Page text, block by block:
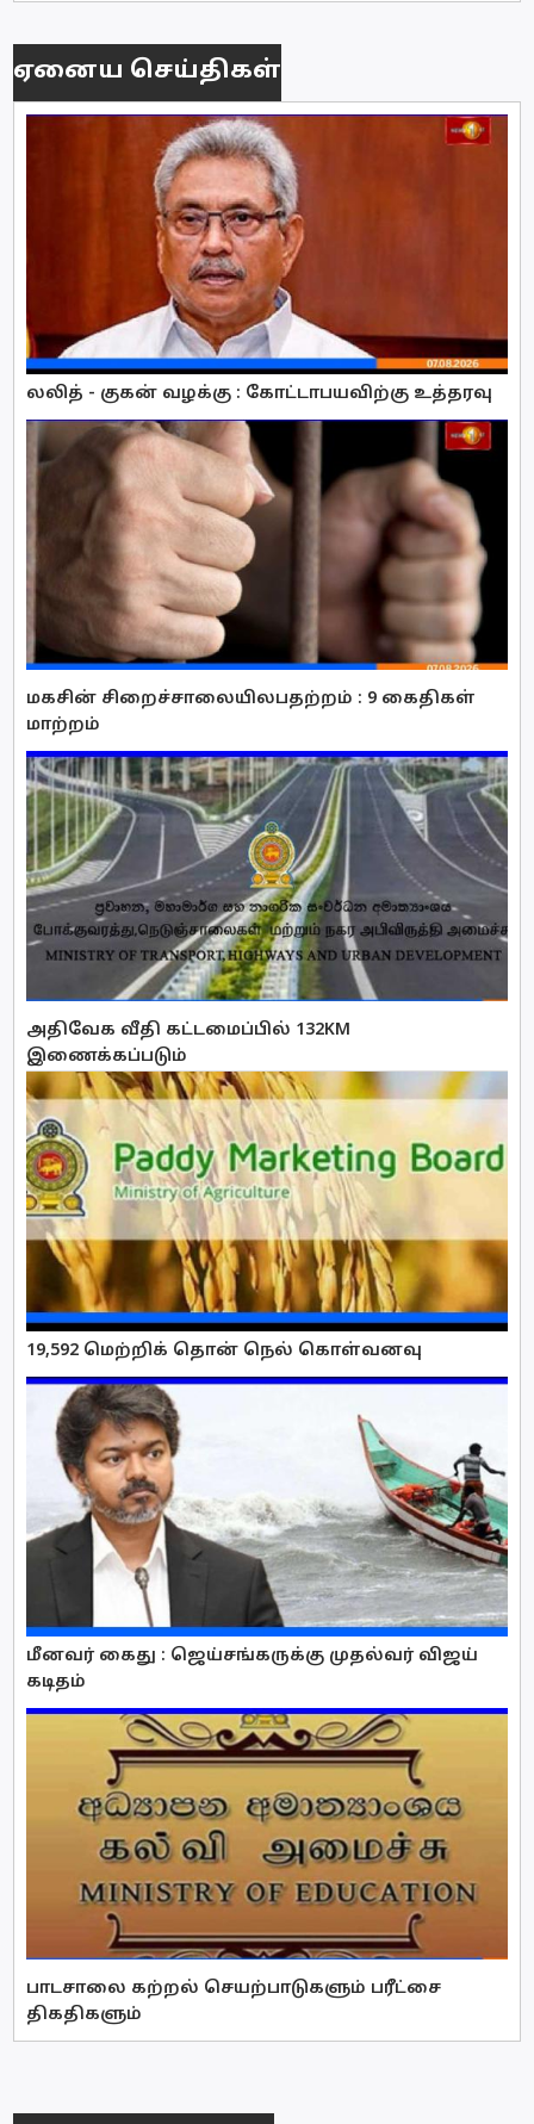
ஏனைய செய்திகள்
லலித் - குகன் வழக்கு : கோட்டாபயவிற்கு உத்தரவு
மகசின் சிறைச்சாலையிலபதற்றம் : 9 கைதிகள்
மாற்றம்
அதிவேக வீதி கட்டமைப்பில் 132KM
இணைக்கப்படும்
19,592 மெற்றிக் தொன் நெல் கொள்வனவு
மீனவர் கைது : ஜெய்சங்கருக்கு முதல்வர் விஜய்
கடிதம்
பாடசாலை கற்றல் செயற்பாடுகளும் பரீட்சை
திகதிகளும்